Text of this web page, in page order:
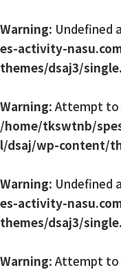
Warning: Undefined
es-activity-
themes/dsaj3/
Warning: Attempt
/home/tkswtnb/
l/dsaj/wp-content/
Warning: Undefined
es-activity-
themes/dsaj3/
Warning: Attempt to